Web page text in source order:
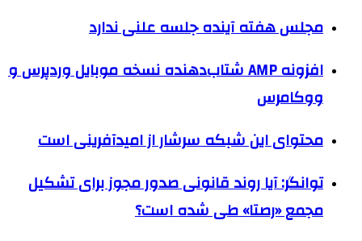
مجلس هفته آینده جلسه علنی ندارد
افزونه AMP شتاب‌دهنده نسخه موبایل وردپرس و
ووکامرس
محتوای این شبکه سرشار از امیدآفرینی است
توانگر: آیا روند قانونی صدور مجوز برای تشکیل
مجمع «رصتا» طی شده است؟